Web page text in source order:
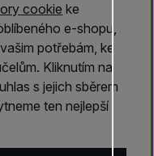
cookie ke
e-shopu,
potřebám, ke
Kliknutím na
s jejich sběrem
ten nejlepší